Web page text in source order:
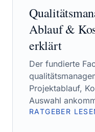
Ablauf &
erklärt
Der fundierte
Projektablauf,
Auswahl
RATGEBER